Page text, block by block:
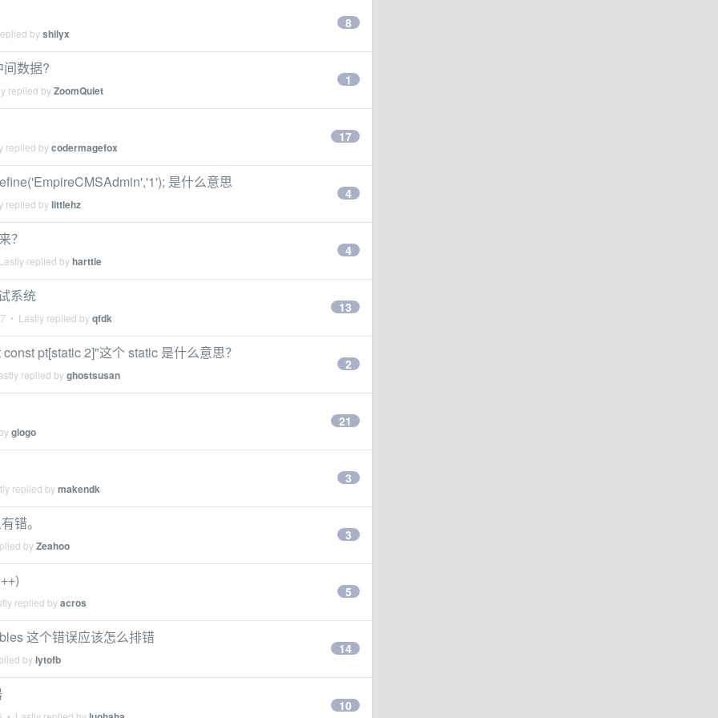
byshilyx
8
数据?
replied byZoomQuiet
1
replied bycodermagefox
17
是什么意思
replied bylittlehz
4
？
replied byharttle
4
系统
• Lastly replied byqfdk
13
pt[static 2]"这个 static 是什么意思？
replied byghostsusan
2
glogo
21
replied bymakendk
3
错。
byZeahoo
3
replied byacros
5
这个错误应该怎么排错
bylytofb
14
10